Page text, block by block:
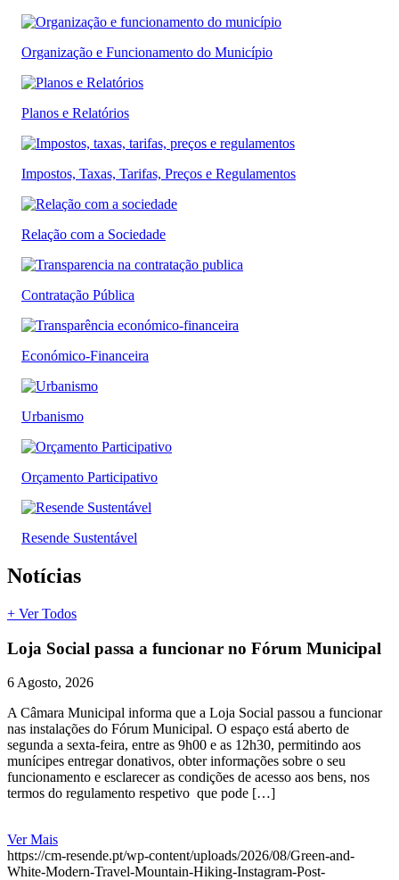
Organização e Funcionamento do Município
Planos e Relatórios
Impostos, Taxas, Tarifas, Preços e Regulamentos
Relação com a Sociedade
Contratação Pública
Económico-Financeira
Urbanismo
Orçamento Participativo
Resende Sustentável
Notícias
+ Ver Todos
Loja Social passa a funcionar no Fórum Municipal
6 Agosto, 2026
A Câmara Municipal informa que a Loja Social passou a funcionar
nas instalações do Fórum Municipal. O espaço está aberto de
segunda a sexta-feira, entre as 9h00 e as 12h30, permitindo aos
munícipes entregar donativos, obter informações sobre o seu
funcionamento e esclarecer as condições de acesso aos bens, nos
termos do regulamento respetivo que pode […]
Ver Mais
https://cm-resende.pt/wp-content/uploads/2026/08/Green-and-
White-Modern-Travel-Mountain-Hiking-Instagram-Post-